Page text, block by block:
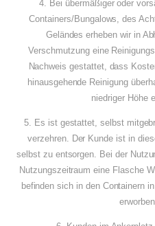
4. Bei übermäßiger oder
Containers/Bungalows, des
Geländes erheben wir in
Verschmutzung eine
Nachweis gestattet, dass
hinausgehende Reinigung
niedriger Höhe
5. Es ist gestattet, selbst
verzehren. Der Kunde ist in
selbst zu entsorgen. Bei der
Nutzungszeitraum eine Flasche
befinden sich in den Containern